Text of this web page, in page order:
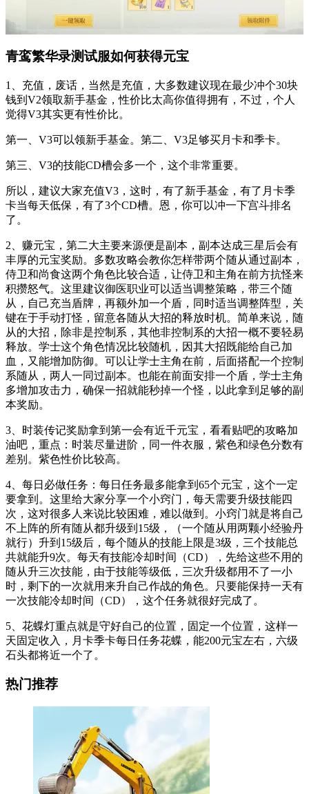
青鸾繁华录测试服如何获得元宝
1、充值，废话，当然是充值，大多数建议现在最少冲个30块
钱到V2领取新手基金，性价比太高你值得拥有，不过，个人
觉得V3其实更有性价比。
第一、V3可以领新手基金。第二、V3足够买月卡和季卡。
第三、V3的技能CD槽会多一个，这个非常重要。
所以，建议大家充值V3，这时，有了新手基金，有了月卡季
卡当每天低保，有了3个CD槽。恩，你可以冲一下宫斗排名
了。
2、赚元宝，第二大主要来源便是副本，副本达成三星后会有
丰厚的元宝奖励。多数攻略会教你怎样带两个随从通过副本，
侍卫和尚食这两个角色比较合适，让侍卫和主角在前方抗怪来
积攒怒气。这里建议御医职业可以适当调整策略，带三个随
从，自己充当盾牌，再额外加一个盾，同时适当调整阵型，关
键在于手动打怪，留意各随从大招的释放时机。简单来说，随
从的大招，除非是控制系，其他非控制系的大招一概不要轻易
释放。学士这个角色情况比较随机，因其大招既能给自己加
血，又能增加防御。可以让学士主角在前，后面搭配一个控制
系随从，两人一同过副本。也能在前面安排一个盾，学士主角
多增加攻击力，确保一招就能秒掉一个怪，以此拿到足够的副
本奖励。
3、时装传记奖励拿到第一会有近千元宝，看看贴吧的攻略加
油吧，重点：时装尽量进阶，同一件衣服，紫色和绿色分数有
差别。紫色性价比较高。
4、每日必做任务：每日任务最多能拿到65个元宝，这个一定
要拿到。这里给大家分享一个小窍门，每天需要升级技能四
次，这对很多人来说比较困难，难以做到。小窍门就是将自己
不上阵的所有随从都升级到15级，（一个随从用两颗小经验丹
就行）升到15级后，每个随从的技能上限是3级，三个技能总
共就能升9次。每天有技能冷却时间（CD），先给这些不用的
随从升三次技能，由于技能等级低，三次升级都用不了一小
时，剩下的一次就用来升自己作战的角色。只要能保持一天有
一次技能冷却时间（CD），这个任务就很好完成了。
5、花蝶灯重点就是守好自己的位置，固定一个位置，这样一
天固定收入，月卡季卡每日任务花蝶，能200元宝左右，六级
石头都将近一个了。
热门推荐